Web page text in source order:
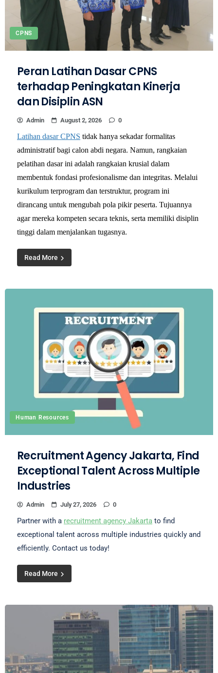
CPNS
Peran Latihan Dasar CPNS
terhadap Peningkatan Kinerja
dan Disiplin ASN
Admin August 2, 2026 0
Latihan dasar CPNS tidak hanya sekadar formalitas
administratif bagi calon abdi negara. Namun, rangkaian
pelatihan dasar ini adalah rangkaian krusial dalam
membentuk fondasi profesionalisme dan integritas. Melalui
kurikulum terprogram dan terstruktur, program ini
dirancang untuk mengubah pola pikir peserta. Tujuannya
agar mereka kompeten secara teknis, serta memiliki disiplin
tinggi dalam menjalankan tugasnya.
Read More
Human Resources
Recruitment Agency Jakarta, Find
Exceptional Talent Across Multiple
Industries
Admin July 27, 2026 0
Partner with a recruitment agency Jakarta to find
exceptional talent across multiple industries quickly and
efficiently. Contact us today!
Read More